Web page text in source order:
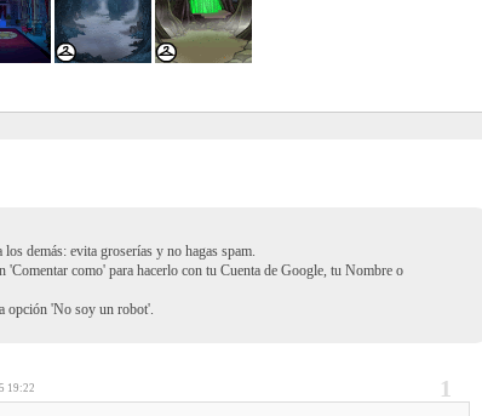
demás: evita groserías y no hagas spam.
'Comentar como' para hacerlo con tu Cuenta de Google, tu Nombre o
opción 'No soy un robot'.
19:22